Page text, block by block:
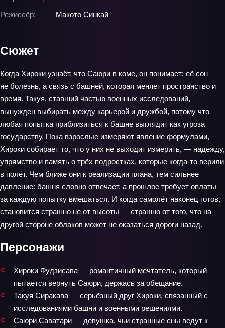
Режиссёр:
Макото Синкай
Сюжет
Когда Хироки узнаёт, что Саюри в коме, он понимает: её сон —
не болезнь, а связь с башней, которая меняет пространство и
время. Такуя, ставший частью военных исследований,
вынужден выбирать между карьерой и дружбой, потому что
любая попытка приблизиться к башне выглядит как угроза
государству. Пока взрослые измеряют явление формулами,
Хироки собирает то, что у них не выходит измерить, — надежду,
упрямство и память о трёх подростках, которые когда‑то верили
в полёт. Чем ближе они к реализации плана, тем сильнее
давление: башня словно отвечает, а прошлое требует оплаты
за каждую попытку вмешаться. И когда самолёт наконец готов,
становится страшно не от высоты — страшно от того, что на
другой стороне облаков может не оказаться дороги назад.
Персонажи
Хироки Фудзисава — романтичный мечтатель, который
пытается вернуть Саюри, держась за обещание.
Такуя Сиракава — серьёзный друг Хироки, связанный с
исследованиями башни и военными решениями.
Саюри Саватари — девушка, чьи странные сны ведут к